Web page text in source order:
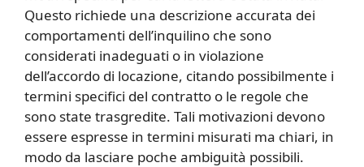
Questo richiede una descrizione accurata dei
comportamenti dell’inquilino che sono
considerati inadeguati o in violazione
dell’accordo di locazione, citando possibilmente i
termini specifici del contratto o le regole che
sono state trasgredite. Tali motivazioni devono
essere espresse in termini misurati ma chiari, in
modo da lasciare poche ambiguità possibili.